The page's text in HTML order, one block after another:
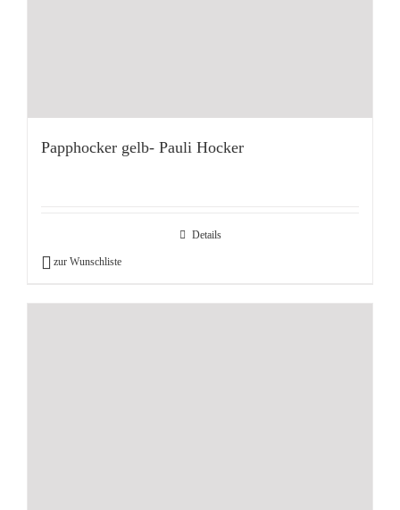
Papphocker gelb- Pauli Hocker
Details
zur Wunschliste